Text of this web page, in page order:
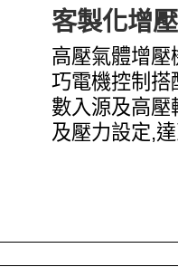
客製化增
高壓氣體增壓
巧電機控制搭
數入源及高壓
及壓力設定,